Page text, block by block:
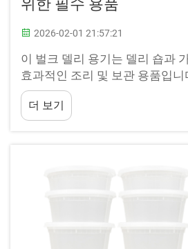
위한 필수 용품
2026-02-01 21:57:21
이 벌크 델리 용기는 델리 숍과
효과적인 조리 및 보관 용품입니
즈, 소스 등 다양한 식품을 보관
습니다. 적절한 용기를 사용하면
이고 더 체계적으로 관리할 수 있
더 보기